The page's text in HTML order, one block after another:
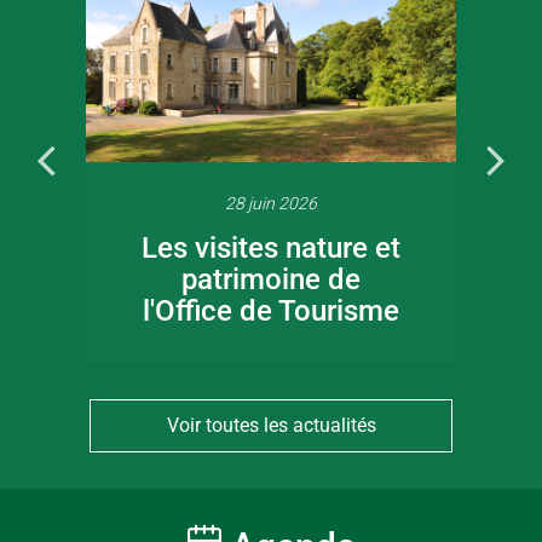
28 juin 2026
Les visites nature et
patrimoine de
l'Office de Tourisme
Voir toutes les actualités